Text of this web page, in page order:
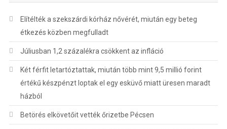
Elítélték a szekszárdi kórház nővérét, miután egy beteg
étkezés közben megfulladt
Júliusban 1,2 százalékra csökkent az infláció
Két férfit letartóztattak, miután több mint 9,5 millió forint
értékű készpénzt loptak el egy esküvő miatt üresen maradt
házból
Betörés elkövetőit vették őrizetbe Pécsen